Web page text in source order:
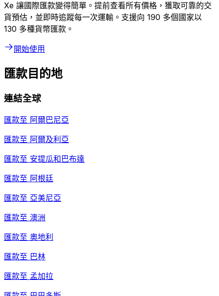
Xe 讓國際匯款變得簡單。提前查看所有價格，獲取可靠的交
貨預估，並即時追蹤每一次運輸。支援向 190 多個國家以
130 多種貨幣匯款。
開始使用
匯款目的地
連結全球
匯款至 阿爾巴尼亞
匯款至 阿爾及利亞
匯款至 安提瓜和巴布達
匯款至 阿根廷
匯款至 亞美尼亞
匯款至 澳洲
匯款至 奧地利
匯款至 巴林
匯款至 孟加拉